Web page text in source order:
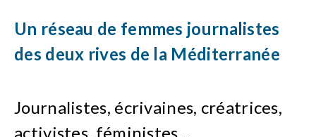
Un réseau de femmes journalistes
des deux rives de la Méditerranée
Journalistes, écrivaines, créatrices,
activistes, féministes…